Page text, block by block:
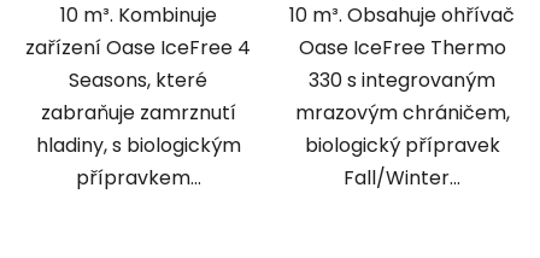
10 m³. Kombinuje
zařízení Oase IceFree 4
Seasons, které
zabraňuje zamrznutí
hladiny, s biologickým
přípravkem...
10 m³. Obsahuje ohřívač
Oase IceFree Thermo
330 s integrovaným
mrazovým chráničem,
biologický přípravek
Fall/Winter...